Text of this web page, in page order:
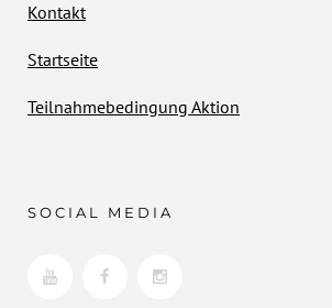
Kontakt
Startseite
Teilnahmebedingung Aktion
SOCIAL MEDIA